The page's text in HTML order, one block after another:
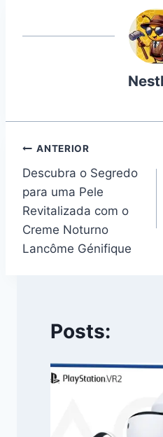
Navegação
de
Post
ANTERIOR
Descubra o Segredo
para uma Pele
Revitalizada com o
Creme Noturno
Lancôme Génifique
Posts: